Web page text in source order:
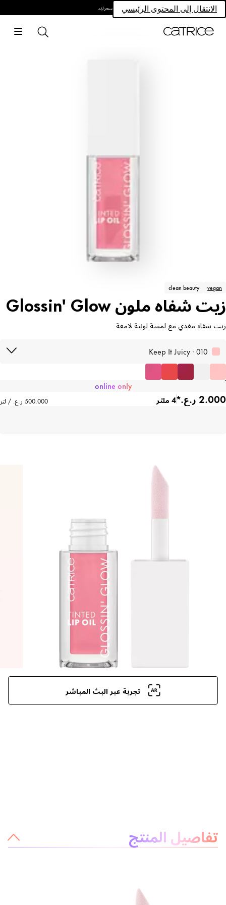
الانتقال إلى المحتوى الرئيسيامتلكي سحركِ.
vegan
clean beauty
زيت شفاه ملون Glossin' Glow
زيت شفاه مغذي مع لمسة لونية لامعة
010 · Keep It Juicy
online only
4 ملتر
تجربة عبر البث المباشر
تفاصيل المنتج